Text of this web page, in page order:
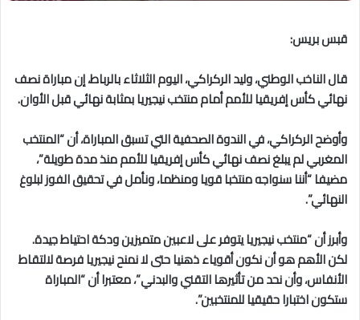
قبس بريس:
قال الناخب الوطني، وليد الركراكي، اليوم الثلاثاء بالرباط، إن مباراة نصف
نهائي كأس إفريقيا للأمم أمام منتخب نيجيريا بمثابة نهائي قبل الأوان.
وأوضح الركراكي، في الندوة الصحفية التي تسبق المباراة، أن “المنتخب
المغربي لم يبلغ نصف نهائي كأس إفريقيا للأمم منذ مدة طويلة”،
مضيفا “أننا سنواجه منتخبا قويا ومنظما، ونأمل في تحقيق الفوز لبلوغ
النهائي”.
وأبرز أن “منتخب نيجيريا يتوفر على لاعبين متميزين ودكة احتياط جيدة.
لكن الأهم هو أن نكون أقوياء ذهنيا حتى لا نمنح نيجيريا فرصة لالتقاط
الأنفاس، وأن نحد من تأثيرها التقني والبدني”، معتبرا أن “المباراة
ستكون اختبارا حقيقيا للمنتخبين”.